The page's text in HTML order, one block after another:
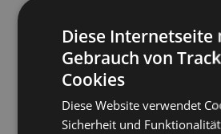
Material:Handgerollte höchste
Harze und pflanzliches Material
Stäbchen pro Verpackung:
Ungefähr Brenndauer : 30
Tierversuchsfrei:Ja
Diese Internetseite
Gebrauch von
Cookies
Diese Website verwendet
Sicherheit und